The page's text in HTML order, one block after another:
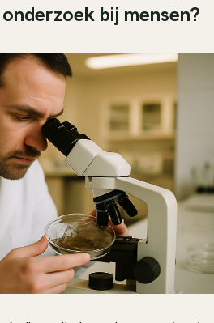
bij mensen?